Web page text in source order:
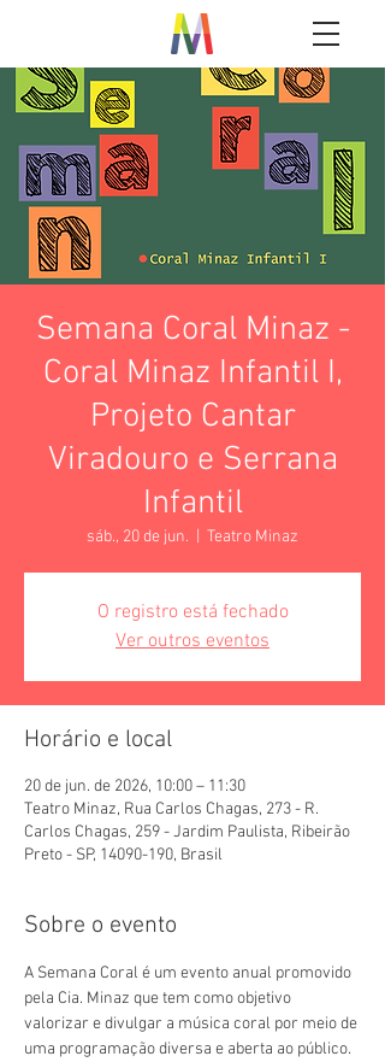
Semana Coral Minaz -
Coral Minaz Infantil I,
Projeto Cantar
Viradouro e Serrana
Infantil
sáb., 20 de jun. Teatro Minaz
O registro está fechado
Ver outros eventos
Horário e local
20 de jun. de 2026, 10:00 – 11:30
Teatro Minaz, Rua Carlos Chagas, 273 - R.
Carlos Chagas, 259 - Jardim Paulista, Ribeirão
Preto - SP, 14090-190, Brasil
Sobre o evento
A Semana Coral é um evento anual promovido
pela Cia. Minaz que tem como objetivo
valorizar e divulgar a música coral por meio de
uma programação diversa e aberta ao público.